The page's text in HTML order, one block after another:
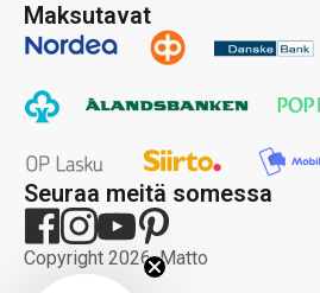
Maksutavat
Seuraa meitä somessa
Copyright 2026, Matto